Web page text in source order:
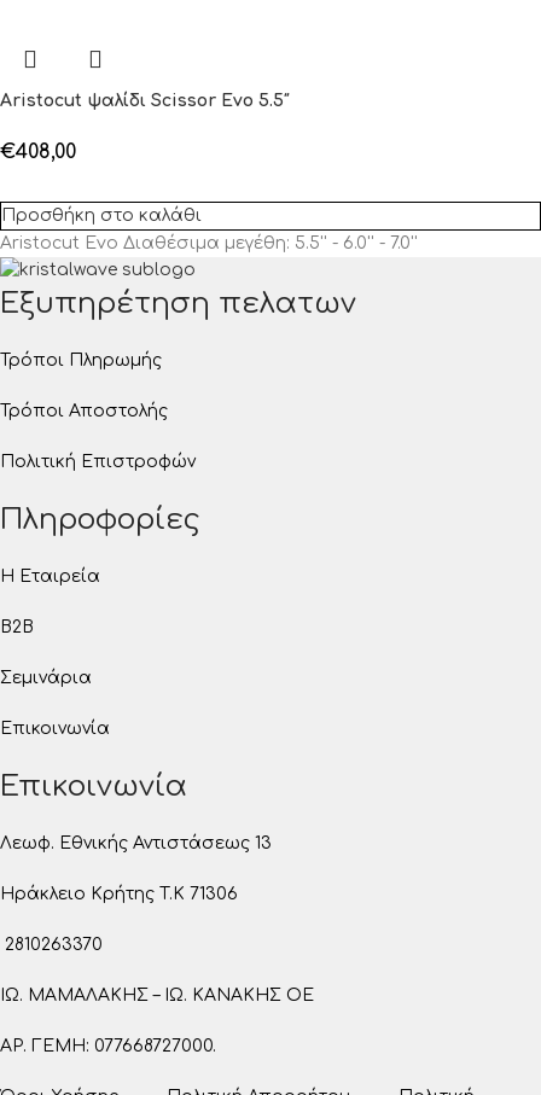
Aristocut ψαλίδι Scissor Evo 5.5″
€408,00
Προσθήκη στο καλάθι
Aristocut Evo Διαθέσιμα μεγέθη: 5.5'' - 6.0'' - 7.0''
Εξυπηρέτηση πελατων
Τρόποι Πληρωμής
Τρόποι Αποστολής
Πολιτική Επιστροφών
Πληροφορίες
Η Εταιρεία
B2B
Σεμινάρια
Επικοινωνία
Επικοινωνία
Λεωφ. Εθνικής Αντιστάσεως 13
Ηράκλειο Κρήτης T.K 71306
2810263370
ΙΩ. ΜΑΜΑΛΑΚΗΣ – ΙΩ. ΚΑΝΑΚΗΣ ΟΕ
ΑΡ. ΓΕΜΗ: 077668727000.